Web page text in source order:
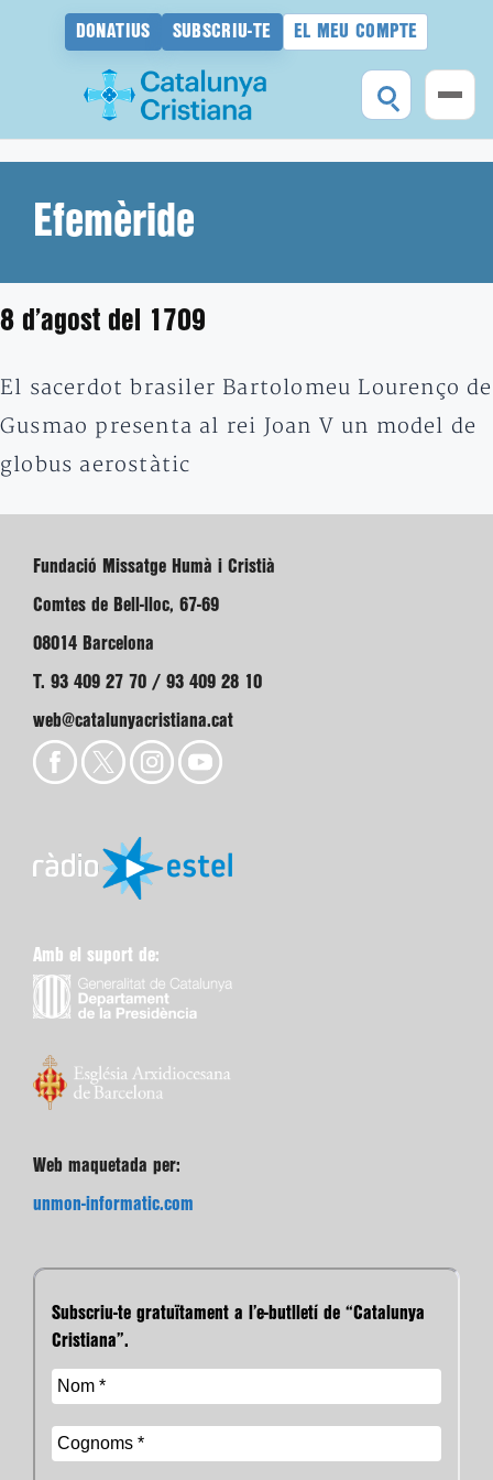
DONATIUS SUBSCRIU-TE EL MEU COMPTE
contingutEfemèride
8 d’agost del 1709
El sacerdot brasiler Bartolomeu Lourenço de
Gusmao presenta al rei Joan V un model de
globus aerostàtic
Fundació Missatge Humà i Cristià
Comtes de Bell-lloc, 67-69
08014 Barcelona
T. 93 409 27 70 / 93 409 28 10
web@catalunyacristiana.cat
Amb el suport de:
Web maquetada per:
unmon-informatic.com
Subscriu-te gratuïtament a l’e-butlletí de “Catalunya
Cristiana”.